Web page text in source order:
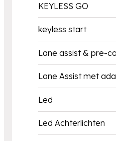
KEYLESS GO
keyless start
Lane assist & pre-
Lane Assist met
Led
Led Achterlichten